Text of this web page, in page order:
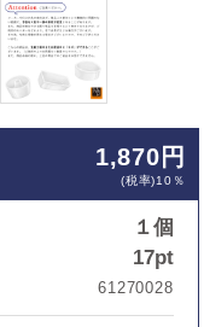
1,870円
(税率)10％
１個
17pt
61270028